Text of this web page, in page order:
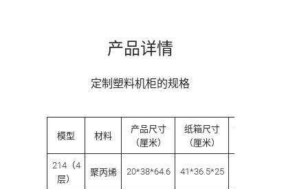
产品详情
定制塑料机柜的规格
模型 材料
产品尺寸
（厘米）
纸箱尺寸
（厘米）
包装数量
214（4
层）
聚丙烯 20*38*64.6 41*36.5*25